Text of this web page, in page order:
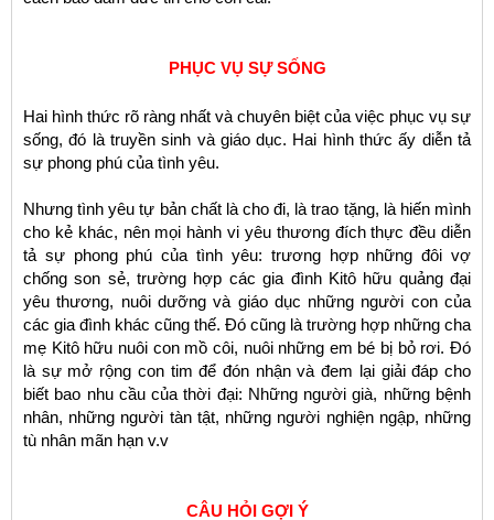
PHỤC VỤ SỰ SỐNG
Hai hình thức rõ ràng nhất và chuyên biệt của việc phục vụ sự
sống, đó là truyền sinh và giáo dục. Hai hình thức ấy diễn tả
sự phong phú của tình yêu.
Nhưng tình yêu tự bản chất là cho đi, là trao tặng, là hiến mình
cho kẻ khác, nên mọi hành vi yêu thương đích thực đều diễn
tả sự phong phú của tình yêu: trương hợp những đôi vợ
chống son sẻ, trường hợp các gia đình Kitô hữu quảng đại
yêu thương, nuôi dưỡng và giáo dục những người con của
các gia đình khác cũng thế. Đó cũng là trường hợp những cha
mẹ Kitô hữu nuôi con mồ côi, nuôi những em bé bị bỏ rơi. Đó
là sự mở rộng con tim để đón nhận và đem lại giải đáp cho
biết bao nhu cầu của thời đại: Những người già, những bệnh
nhân, những người tàn tật, những người nghiện ngập, những
tù nhân mãn hạn v.v
CÂU HỎI GỢI Ý